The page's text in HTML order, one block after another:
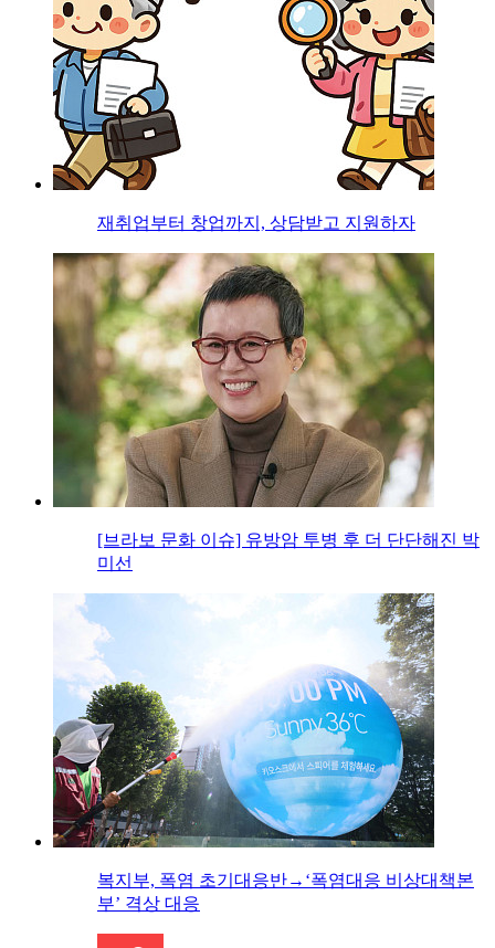
재취업부터 창업까지, 상담받고 지원하자
[브라보 문화 이슈] 유방암 투병 후 더 단단해진 박
미선
복지부, 폭염 초기대응반→‘폭염대응 비상대책본
부’ 격상 대응